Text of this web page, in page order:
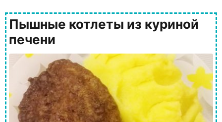
Пышные котлеты из куриной
печени